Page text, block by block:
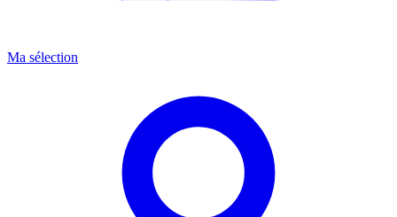
Ma sélection